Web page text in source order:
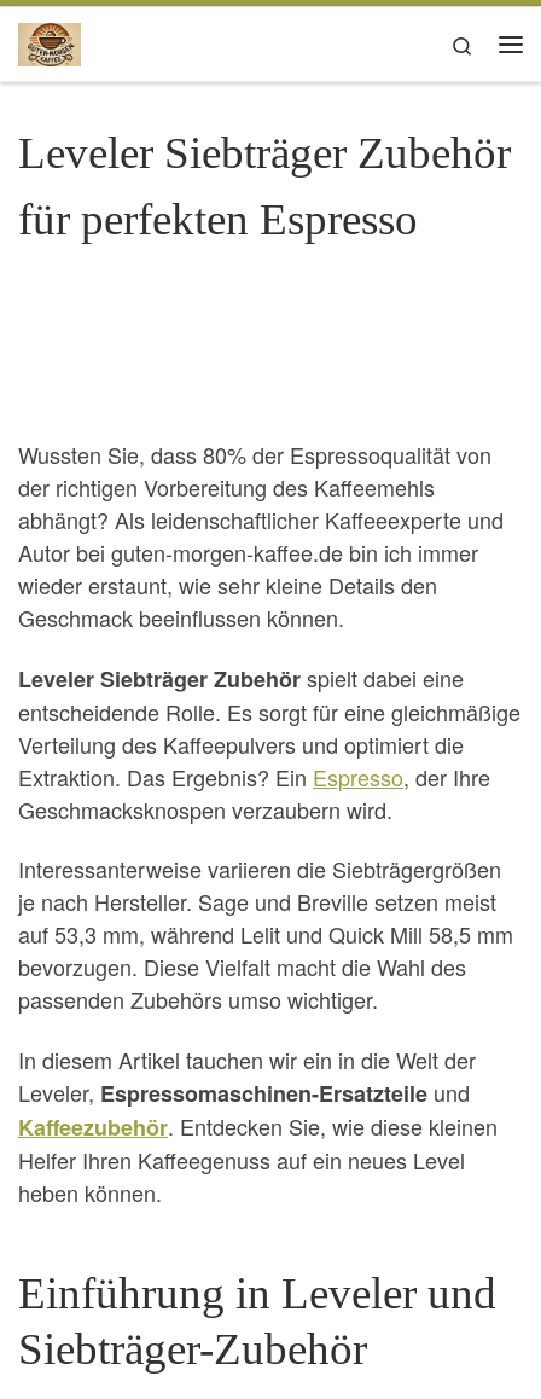
Zum Inhalt springen
Search
Leveler Siebträger Zubehör
für perfekten Espresso
Wussten Sie, dass 80% der Espressoqualität von
der richtigen Vorbereitung des Kaffeemehls
abhängt? Als leidenschaftlicher Kaffeeexperte und
Autor bei guten-morgen-kaffee.de bin ich immer
wieder erstaunt, wie sehr kleine Details den
Geschmack beeinflussen können.
Leveler Siebträger Zubehörspielt dabei eine
entscheidende Rolle. Es sorgt für eine gleichmäßige
Verteilung des Kaffeepulvers und optimiert die
Extraktion. Das Ergebnis? Ein Espresso, der Ihre
Geschmacksknospen verzaubern wird.
Interessanterweise variieren die Siebträgergrößen
je nach Hersteller. Sage und Breville setzen meist
auf 53,3 mm, während Lelit und Quick Mill 58,5 mm
bevorzugen. Diese Vielfalt macht die Wahl des
passenden Zubehörs umso wichtiger.
In diesem Artikel tauchen wir ein in die Welt der
Leveler, Espressomaschinen-Ersatzteile und
Kaffeezubehör. Entdecken Sie, wie diese kleinen
Helfer Ihren Kaffeegenuss auf ein neues Level
heben können.
Einführung in Leveler und
Siebträger-Zubehör